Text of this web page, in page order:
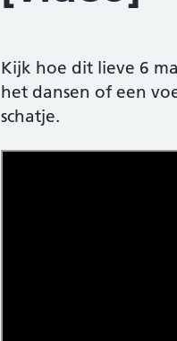
Kijk hoe dit lieve 6
het dansen of een
schatje.